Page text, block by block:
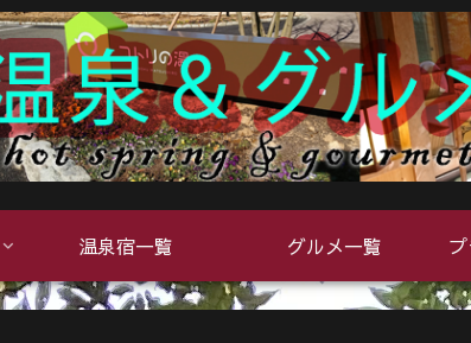
温泉宿一覧 グルメ一覧